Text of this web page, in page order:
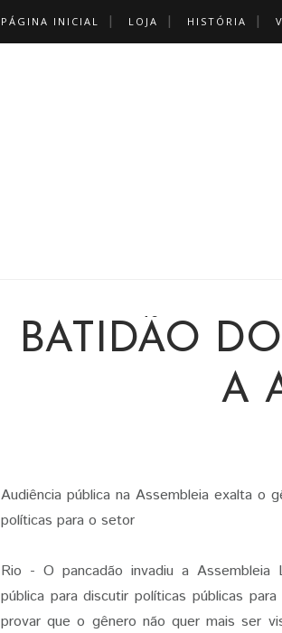
PÁGINA INICIAL LOJA HISTÓRIA
BATIDÃO
A
Audiência pública na Assembleia exalta
políticas para o setor
Rio - O pancadão invadiu a Assembleia
pública para discutir políticas públicas
provar que o gênero não quer mais ser